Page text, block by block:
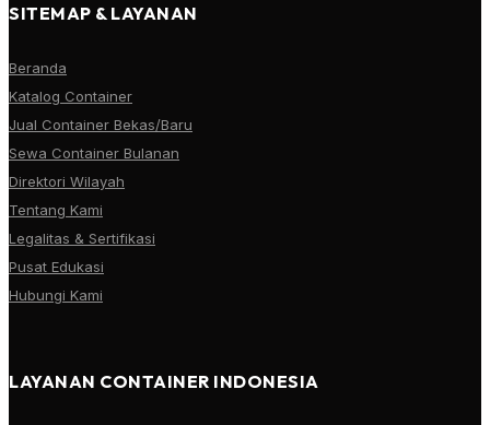
SITEMAP & LAYANAN
Beranda
Katalog Container
Jual Container Bekas/Baru
Sewa Container Bulanan
Direktori Wilayah
Tentang Kami
Legalitas & Sertifikasi
Pusat Edukasi
Hubungi Kami
LAYANAN CONTAINER INDONESIA